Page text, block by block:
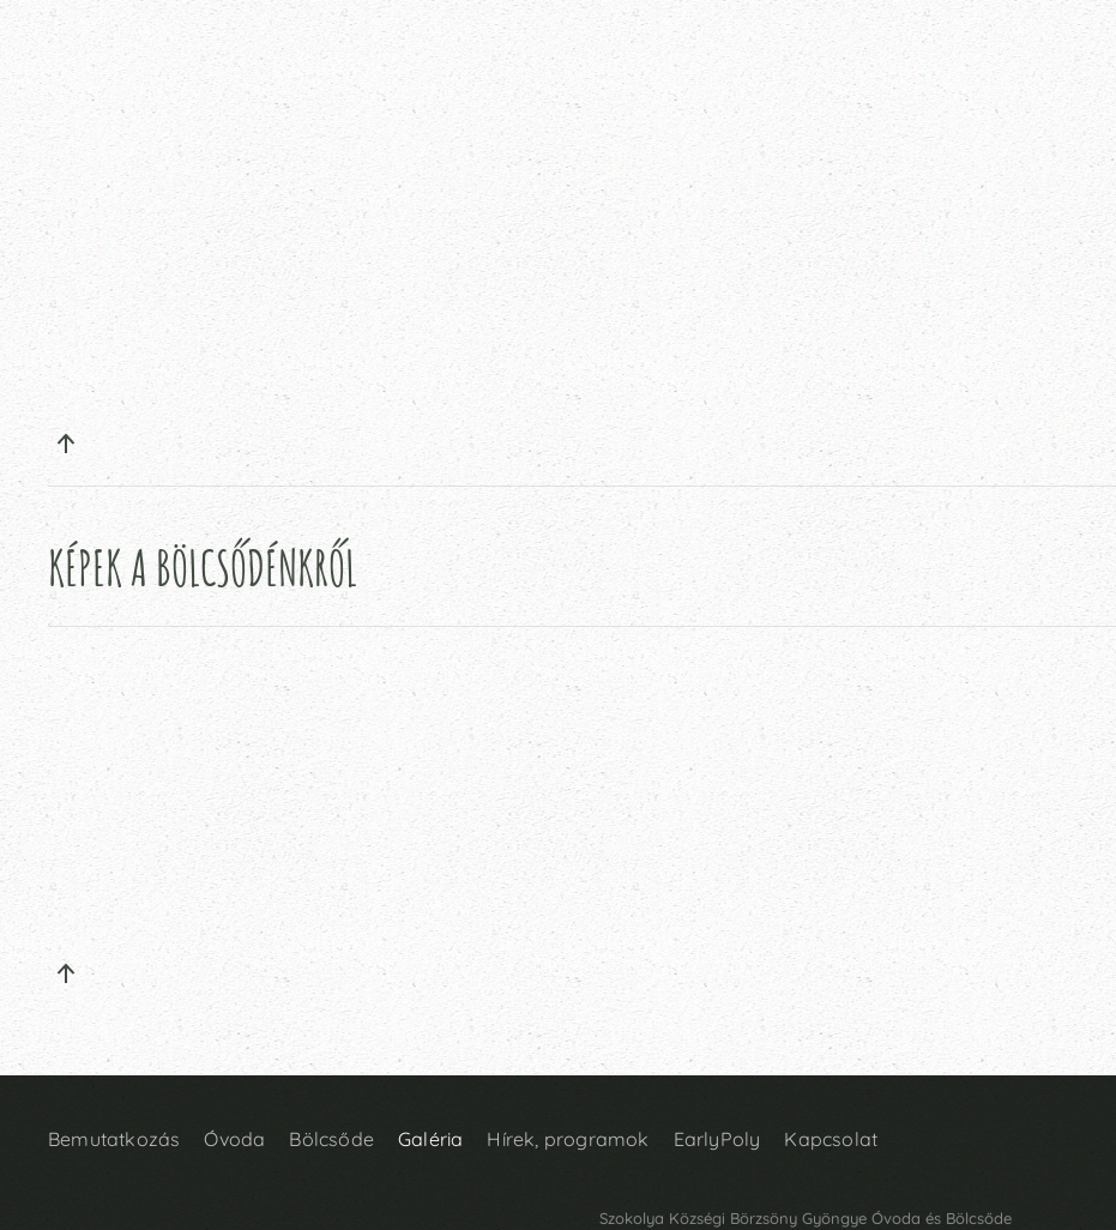
KÉPEK A BÖLCSŐDÉNKRŐL
Bemutatkozás Óvoda Bölcsőde Galéria Hírek, programok EarlyPoly Kapcsolat
Szokolya Községi Börzsöny Gyöngye Óvoda és Bölcsőde